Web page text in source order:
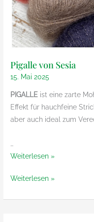
Pigalle von Sesia
15. Mai 2025
PIGALLE ist eine zarte
Effekt für hauchfeine
aber auch ideal zum
…
Pigalle
Sesia
Weiterlesen »
Pigalle
Weiterlesen »